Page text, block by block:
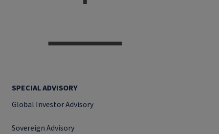
SPECIAL ADVISORY
Global Investor Advisory
Sovereign Advisory